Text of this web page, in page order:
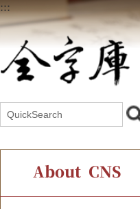
:::
About CNS